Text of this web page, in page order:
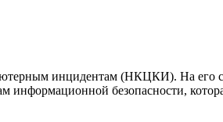
инцидентам (НКЦКИ). На его
безопасности,